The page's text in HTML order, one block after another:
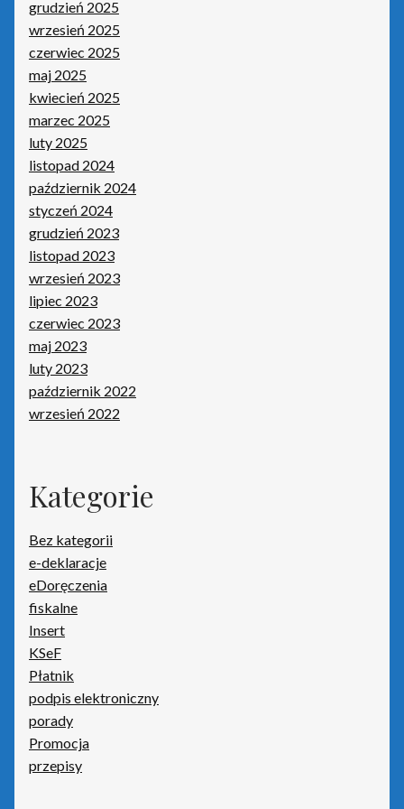
grudzień 2025
wrzesień 2025
czerwiec 2025
maj 2025
kwiecień 2025
marzec 2025
luty 2025
listopad 2024
październik 2024
styczeń 2024
grudzień 2023
listopad 2023
wrzesień 2023
lipiec 2023
czerwiec 2023
maj 2023
luty 2023
październik 2022
wrzesień 2022
Kategorie
Bez kategorii
e-deklaracje
eDoręczenia
fiskalne
Insert
KSeF
Płatnik
podpis elektroniczny
porady
Promocja
przepisy